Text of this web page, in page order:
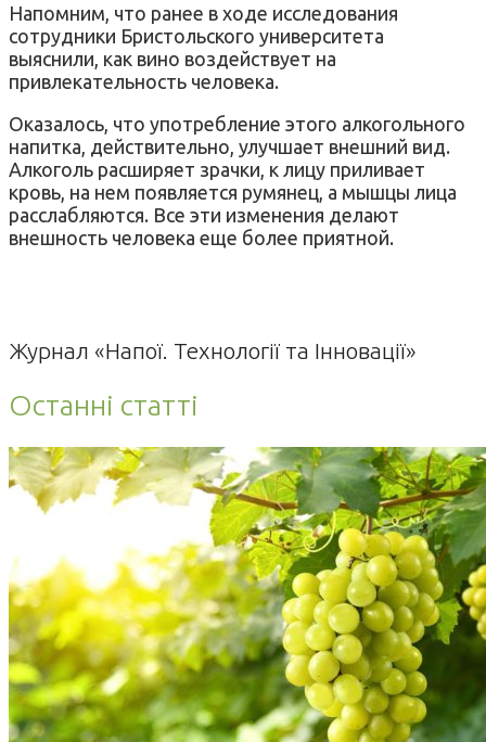
Напомним, что ранее в ходе исследования
сотрудники Бристольского университета
выяснили, как вино воздействует на
привлекательность человека.
Оказалось, что употребление этого алкогольного
напитка, действительно, улучшает внешний вид.
Алкоголь расширяет зрачки, к лицу приливает
кровь, на нем появляется румянец, а мышцы лица
расслабляются. Все эти изменения делают
внешность человека еще более приятной.
Журнал «Напої. Технології та Інновації»
Останні статті